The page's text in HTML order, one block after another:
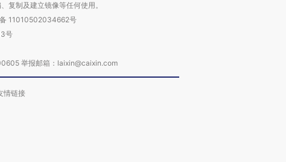
复制及建立镜像等任何使用。
11010502034662号
号
举报邮箱：laixin@caixin.com
情链接